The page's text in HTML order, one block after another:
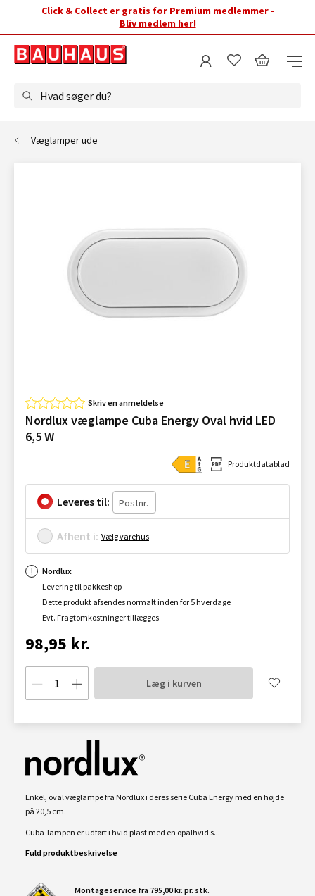
Click & Collect er gratis for Premium medlemmer -
Bliv medlem her!
Hvad søger du?
Væglamper ude
Skriv en anmeldelse
Nordlux væglampe Cuba Energy Oval hvid LED
6,5 W
Produktdatablad
Leveres til:
Afhent i: Vælg varehus
Nordlux
Levering til pakkeshop
Dette produkt afsendes normalt inden for 5 hverdage
Evt. Fragtomkostninger tillægges
98,95 kr.
Læg i kurven
Enkel, oval væglampe fra Nordlux i deres serie Cuba Energy med en højde
på 20,5 cm.
Cuba-lampen er udført i hvid plast med en opalhvid s...
Fuld produktbeskrivelse
Montageservice fra 795,00 kr. pr. stk.